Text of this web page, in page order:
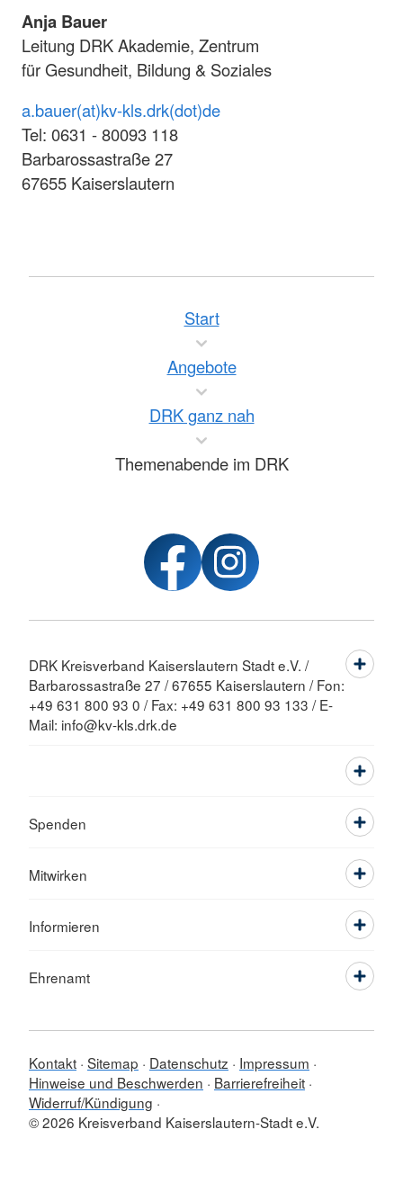
Anja Bauer
Leitung DRK Akademie, Zentrum
für Gesundheit, Bildung & Soziales
a.bauer(at)kv-kls.drk(dot)de
Tel: 0631 - 80093 118
Barbarossastraße 27
67655 Kaiserslautern
Start
Angebote
DRK ganz nah
Themenabende im DRK
DRK Kreisverband Kaiserslautern Stadt e.V. /
Barbarossastraße 27 / 67655 Kaiserslautern / Fon:
+49 631 800 93 0 / Fax: +49 631 800 93 133 / E-
Mail: info@kv-kls.drk.de
Spenden
Mitwirken
Informieren
Ehrenamt
Kontakt Sitemap Datenschutz
Impressum
Hinweise und Beschwerden
Barrierefreiheit
Widerruf/Kündigung
© 2026 Kreisverband Kaiserslautern-Stadt e.V.